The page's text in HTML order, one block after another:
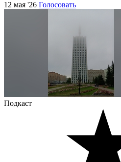
12 мая '26 Голосовать
Подкаст